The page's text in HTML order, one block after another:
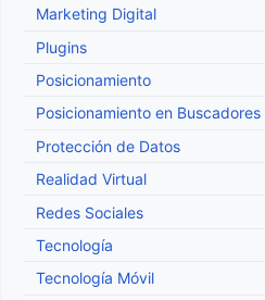
Marketing Digital
Plugins
Posicionamiento
Posicionamiento en Buscadores
Protección de Datos
Realidad Virtual
Redes Sociales
Tecnología
Tecnología Móvil